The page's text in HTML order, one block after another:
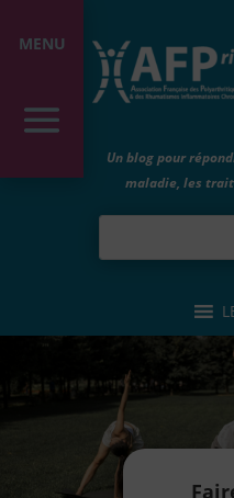
Un blog pour
maladie, les
MENU